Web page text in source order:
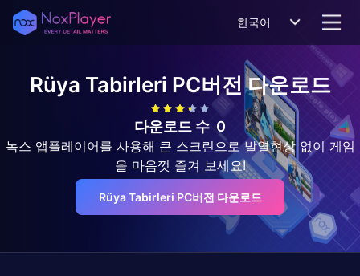
한국어
Rüya Tabirleri PC버전 다운로드
다운로드 수 0
녹스 앱플레이어를 사용해 큰 스크린으로 발열현상 없이 게임
을 마음껏 즐겨 보세요!
Rüya Tabirleri PC버전 다운로드